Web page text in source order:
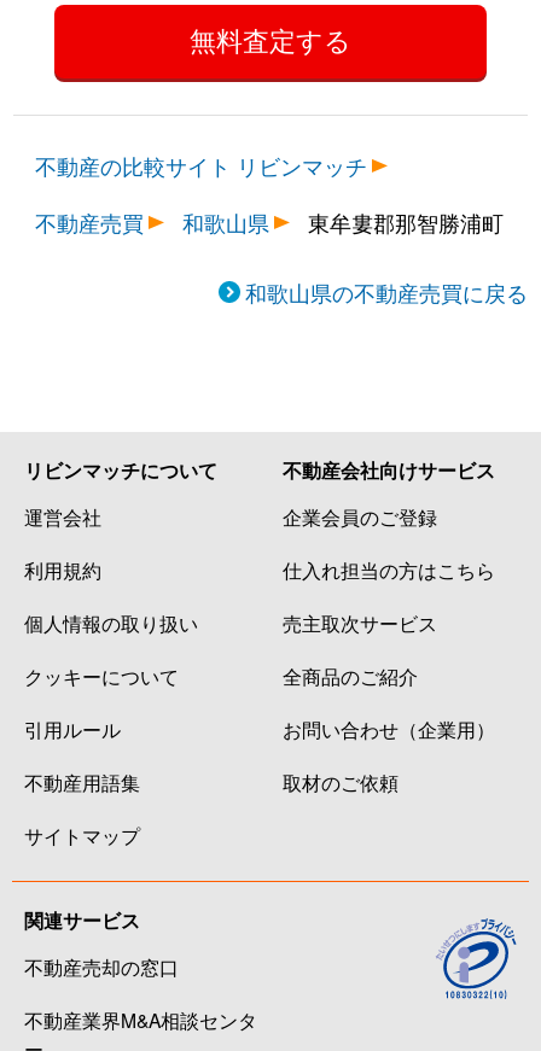
不動産の比較サイト リビンマッチ
不動産売買
和歌山県 東牟婁郡那智勝浦町
和歌山県の不動産売買に戻る
リビンマッチについて
運営会社
利用規約
個人情報の取り扱い
クッキーについて
引用ルール
不動産用語集
サイトマップ
不動産会社向けサービス
企業会員のご登録
仕入れ担当の方はこちら
売主取次サービス
全商品のご紹介
お問い合わせ（企業用）
取材のご依頼
関連サービス
不動産売却の窓口
不動産業界M&A相談センタ